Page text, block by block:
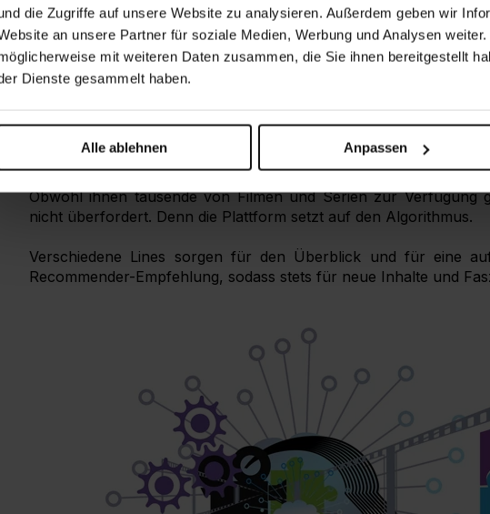
die Zugriffe auf unsere Website zu analysieren. Außerdem geben wir
an unsere Partner für soziale Medien, Werbung und Analysen
mit weiteren Daten zusammen, die Sie ihnen bereitgestellt
Dienste gesammelt haben.
Alle ablehnen Anpassen
Das US-amerikanische Technologieunternehmen vertreibt
Technologien für den/die Privatverbraucher*in sowie die
Benutzer*innenoberfläche in Vergleich zu den Geschwistern
Bedienbarkeit für ihre Abonnent*innen.
Obwohl ihnen tausende von Filmen und Serien zur Verfügung
nicht überfordert. Denn die Plattform setzt auf den Algorithmus.
Verschiedene Lines sorgen für den Überblick und für eine
Recommender-Empfehlung, sodass stets für neue Inhalte und